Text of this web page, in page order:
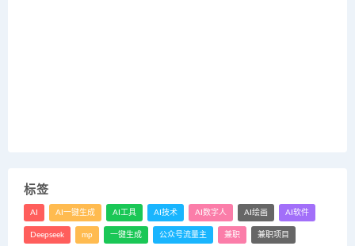
标签
AI AI一键生成 AI工具 AI技术 AI数字人 AI绘画 AI软件
Deepseek mp 一键生成 公众号流量主 兼职 兼职项目